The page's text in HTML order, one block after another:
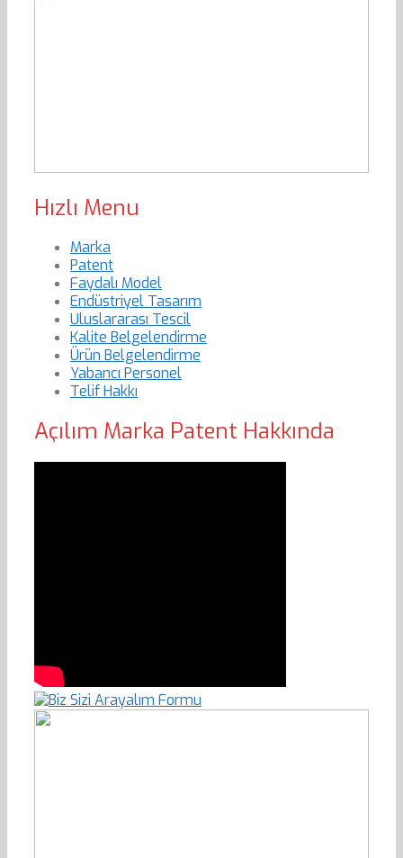
Hızlı Menu
Marka
Patent
Faydalı Model
Endüstriyel Tasarım
Uluslararası Tescil
Kalite Belgelendirme
Ürün Belgelendirme
Yabancı Personel
Telif Hakkı
Açılım Marka Patent Hakkında